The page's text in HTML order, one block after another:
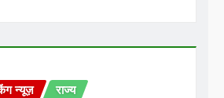
न्यूज़ राज्य